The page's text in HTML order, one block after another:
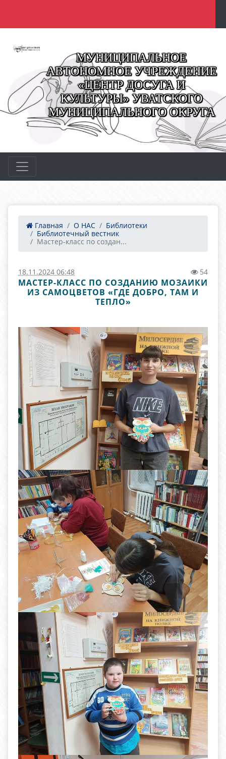
МУНИЦИПАЛЬНОЕ
АВТОНОМНОЕ УЧРЕЖДЕНИЕ
«ЦЕНТР ДОСУГА И
КУЛЬТУРЫ» УВАТСКОГО
МУНИЦИПАЛЬНОГО ОКРУГА
Главная О НАС
Библиотеки
Библиотечный вестник
Мастер-класс по создан...
18.11.2024 06:48 54
МАСТЕР-КЛАСС ПО СОЗДАНИЮ МОЗАИКИ
ИЗ САМОЦВЕТОВ «ГДЕ ДОБРО, ТАМ И
ТЕПЛО»